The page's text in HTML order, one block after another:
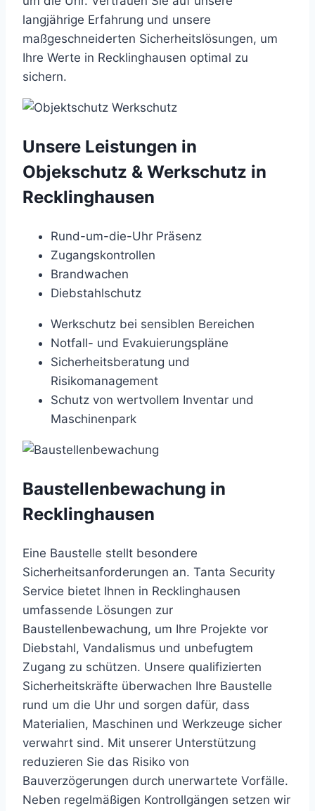
langjährige Erfahrung und unsere
maßgeschneiderten Sicherheitslösungen, um
Ihre Werte in Recklinghausen optimal zu
sichern.
Unsere Leistungen in
Objekschutz & Werkschutz in
Recklinghausen
Rund-um-die-Uhr Präsenz
Zugangskontrollen
Brandwachen
Diebstahlschutz
Werkschutz bei sensiblen Bereichen
Notfall- und Evakuierungspläne
Sicherheitsberatung und
Risikomanagement
Schutz von wertvollem Inventar und
Maschinenpark
Baustellenbewachung in
Recklinghausen
Eine Baustelle stellt besondere
Sicherheitsanforderungen an. Tanta Security
Service bietet Ihnen in Recklinghausen
umfassende Lösungen zur
Baustellenbewachung, um Ihre Projekte vor
Diebstahl, Vandalismus und unbefugtem
Zugang zu schützen. Unsere qualifizierten
Sicherheitskräfte überwachen Ihre Baustelle
rund um die Uhr und sorgen dafür, dass
Materialien, Maschinen und Werkzeuge sicher
verwahrt sind. Mit unserer Unterstützung
reduzieren Sie das Risiko von
Bauverzögerungen durch unerwartete Vorfälle.
Neben regelmäßigen Kontrollgängen setzen wir